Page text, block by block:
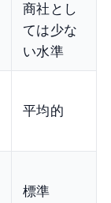
商社とし
ては少な
い水準
平均的
標準